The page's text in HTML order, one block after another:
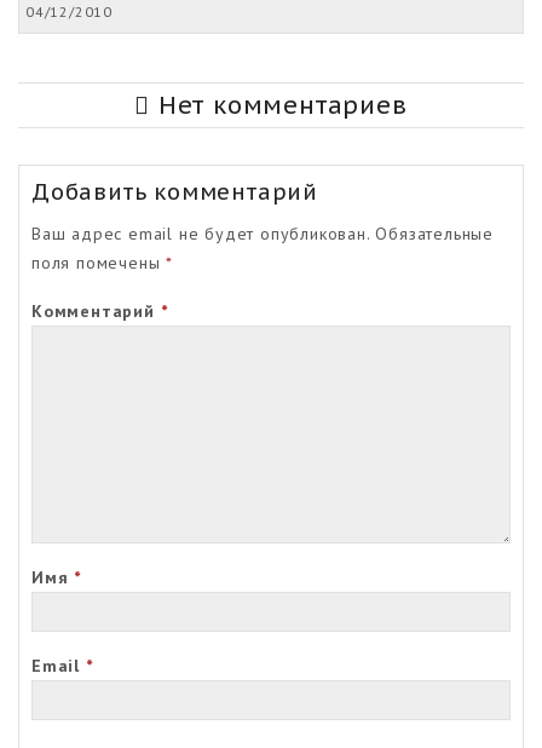
04/12/2010
Нет комментариев
Добавить комментарий
Ваш адрес email не будет опубликован. Обязательные
поля помечены*
Комментарий *
Имя *
Email *